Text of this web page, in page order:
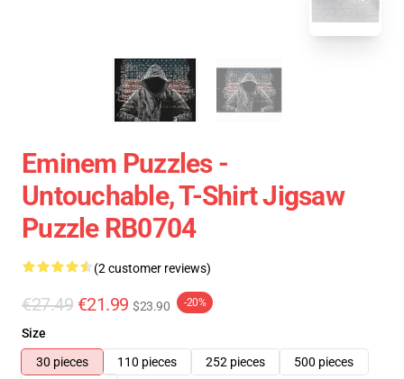
Eminem Puzzles -
Untouchable, T-Shirt Jigsaw
Puzzle RB0704
(2 customer reviews)
€27.49 €21.99 $23.90 -20%
Size
30 pieces
110 pieces 252 pieces
500 pieces